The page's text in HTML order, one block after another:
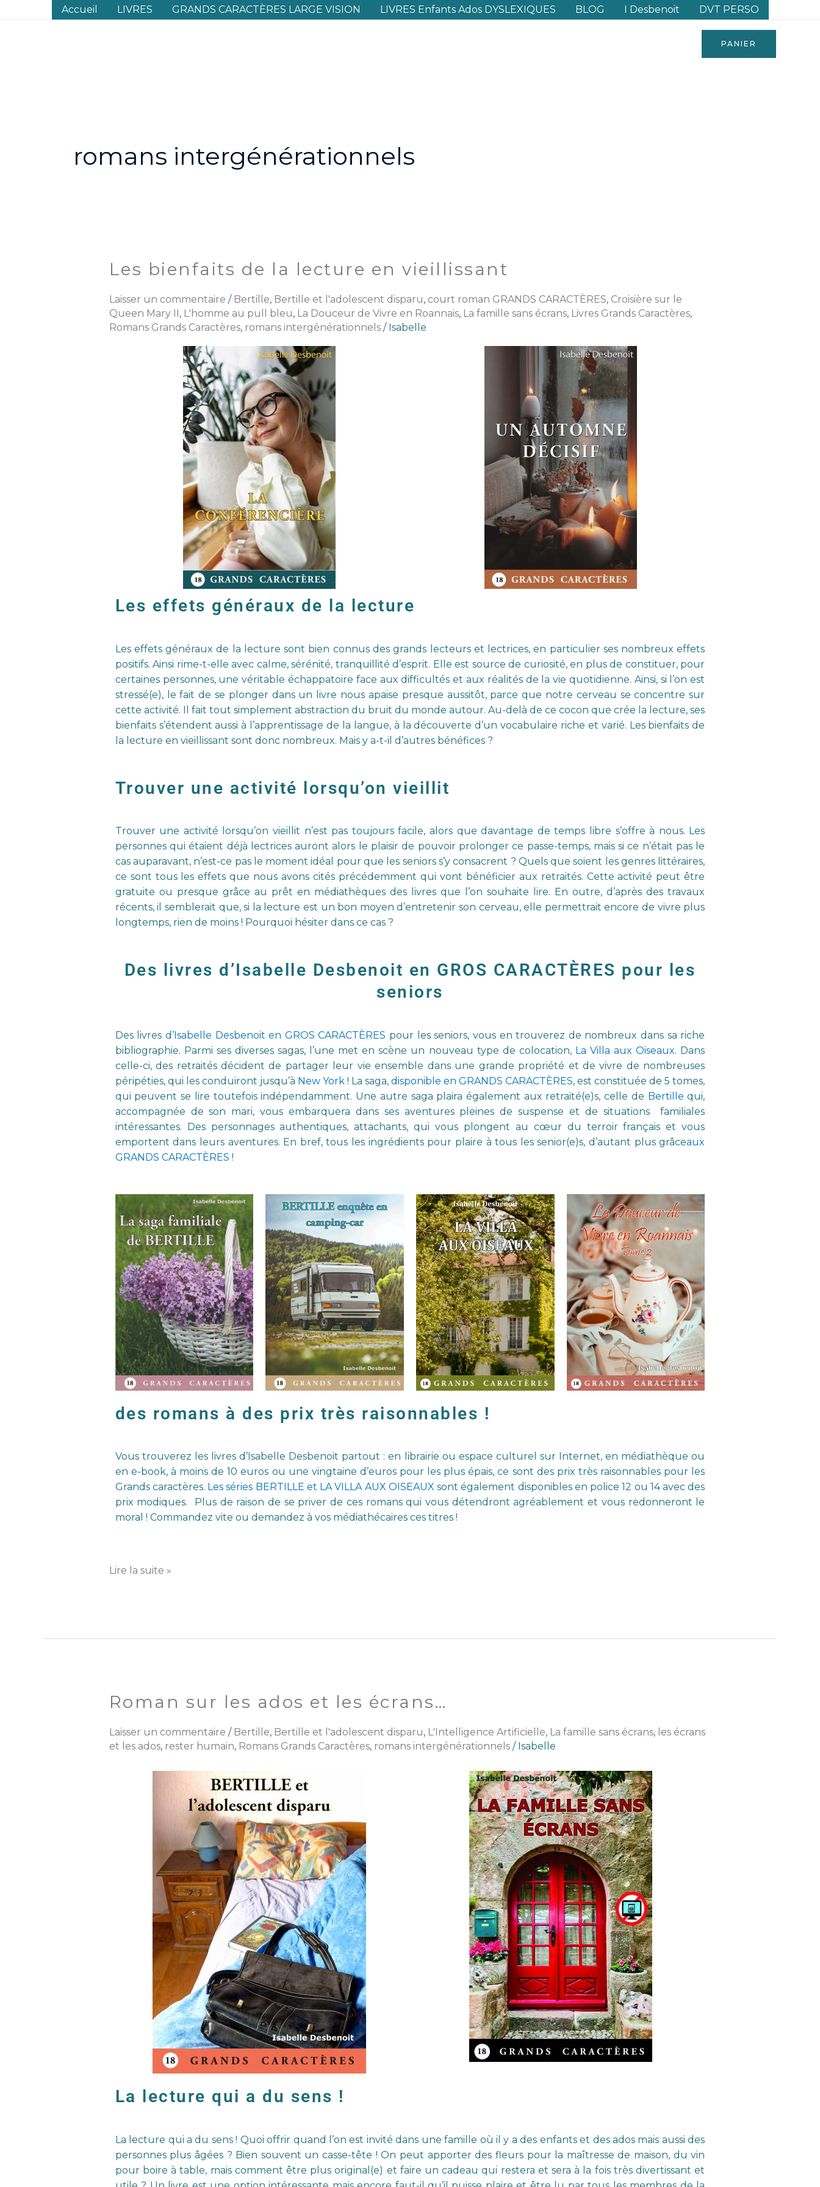
Accueil LIVRES GRANDS CARACTÈRES LARGE VISION LIVRES Enfants Ados DYSLEXIQUES BLOG I Desbenoit DVT PERSO
PANIER
romans intergénérationnels
Les bienfaits de la lecture en vieillissant
Laisser un commentaire / Bertille, Bertille et l'adolescent disparu, court roman GRANDS CARACTÈRES, Croisière sur le
Queen Mary II, L'homme au pull bleu, La Douceur de Vivre en Roannais, La famille sans écrans, Livres Grands Caractères,
Romans Grands Caractères, romans intergénérationnels/ Isabelle
Les effets généraux de la lecture
Les effets généraux de la lecture sont bien connus des grands lecteurs et lectrices, en particulier ses nombreux effets
positifs. Ainsi rime-t-elle avec calme, sérénité, tranquillité d’esprit. Elle est source de curiosité, en plus de constituer, pour
certaines personnes, une véritable échappatoire face aux difficultés et aux réalités de la vie quotidienne. Ainsi, si l’on est
stressé(e), le fait de se plonger dans un livre nous apaise presque aussitôt, parce que notre cerveau se concentre sur
cette activité. Il fait tout simplement abstraction du bruit du monde autour. Au-delà de ce cocon que crée la lecture, ses
bienfaits s’étendent aussi à l’apprentissage de la langue, à la découverte d’un vocabulaire riche et varié. Les bienfaits de
la lecture en vieillissant sont donc nombreux. Mais y a-t-il d’autres bénéfices ?
Trouver une activité lorsqu’on vieillit
Trouver une activité lorsqu’on vieillit n’est pas toujours facile, alors que davantage de temps libre s’offre à nous. Les
personnes qui étaient déjà lectrices auront alors le plaisir de pouvoir prolonger ce passe-temps, mais si ce n’était pas le
cas auparavant, n’est-ce pas le moment idéal pour que les seniors s’y consacrent ? Quels que soient les genres littéraires,
ce sont tous les effets que nous avons cités précédemment qui vont bénéficier aux retraités. Cette activité peut être
gratuite ou presque grâce au prêt en médiathèques des livres que l’on souhaite lire. En outre, d’après des travaux
récents, il semblerait que, si la lecture est un bon moyen d’entretenir son cerveau, elle permettrait encore de vivre plus
longtemps, rien de moins ! Pourquoi hésiter dans ce cas ?
Des livres d’Isabelle Desbenoit en GROS CARACTÈRES pour les
seniors
Des livres d’Isabelle Desbenoit en GROS CARACTÈRES pour les seniors, vous en trouverez de nombreux dans sa riche
bibliographie. Parmi ses diverses sagas, l’une met en scène un nouveau type de colocation, La Villa aux Oiseaux. Dans
celle-ci, des retraités décident de partager leur vie ensemble dans une grande propriété et de vivre de nombreuses
péripéties, qui les conduiront jusqu’à New York! La saga,disponible en GRANDS CARACTÈRES, est constituée de 5 tomes,
qui peuvent se lire toutefois indépendamment. Une autre saga plaira également aux retraité(e)s, celle de Bertillequi,
accompagnée de son mari, vous embarquera dans ses aventures pleines de suspense et de situations familiales
intéressantes. Des personnages authentiques, attachants, qui vous plongent au cœur du terroir français et vous
emportent dans leurs aventures. En bref, tous les ingrédients pour plaire à tous les senior(e)s, d’autant plus grâceaux
GRANDS CARACTÈRES !
des romans à des prix très raisonnables !
Vous trouverez les livres d’Isabelle Desbenoit partout : en librairie ou espace culturel sur Internet, en médiathèque ou
en e-book, à moins de 10 euros ou une vingtaine d’euros pour les plus épais, ce sont des prix très raisonnables pour les
Grands caractères. Les séries BERTILLE et LA VILLA AUX OISEAUX sont également disponibles en police 12 ou 14 avec des
prix modiques. Plus de raison de se priver de ces romans qui vous détendront agréablement et vous redonneront le
moral ! Commandez vite ou demandez à vos médiathécaires ces titres !
Les
de
la
lecture
Lire la suite »
Roman sur les ados et les écrans…
Laisser un commentaire / Bertille, Bertille et l'adolescent disparu, L'Intelligence Artificielle, La famille sans écrans, les écrans
et les ados, rester humain, Romans Grands Caractères, romans intergénérationnels/ Isabelle
La lecture qui a du sens !
La lecture qui a du sens ! Quoi offrir quand l’on est invité dans une famille où il y a des enfants et des ados mais aussi des
personnes plus âgées ? Bien souvent un casse-tête ! On peut apporter des fleurs pour la maîtresse de maison, du vin
pour boire à table, mais comment être plus original(e) et faire un cadeau qui restera et sera à la fois très divertissant et
Roman
les
ados